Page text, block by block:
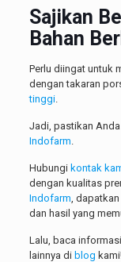
Sajikan
Bahan
Perlu diingat untuk
dengan takaran
tinggi.
Jadi, pastikan
Indofarm
Hubungi kontak
dengan kualitas
Indofarm ,
dan hasil yang
Lalu, baca
lainnya di blog kami!